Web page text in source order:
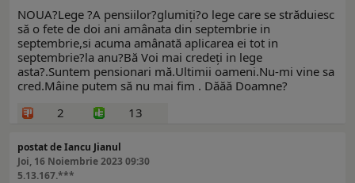
NOUA?Lege ?A pensiilor?glumiți?o lege care se străduiesc
să o fete de doi ani amânata din septembrie in
septembrie,si acuma amânată aplicarea ei tot in
septembrie?la anu?Bă Voi mai credeți in lege
asta?.Suntem pensionari mă.Ultimii oameni.Nu-mi vine sa
cred.Mâine putem să nu mai fim . Dăăă Doamne?
2
13
postat de Iancu Jianul
Joi, 16 Noiembrie 2023 09:30
5.13.167.***